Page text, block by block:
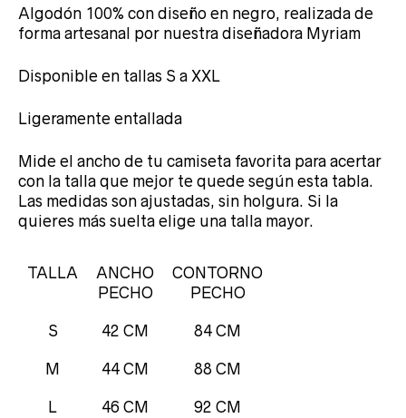
Algodón 100% con diseño en negro, realizada de
forma artesanal por nuestra diseñadora Myriam
Disponible en tallas S a XXL
Ligeramente entallada
Mide el ancho de tu camiseta favorita para acertar
con la talla que mejor te quede según esta tabla.
Las medidas son ajustadas, sin holgura. Si la
quieres más suelta elige una talla mayor.
TALLA
ANCHO
PECHO
CONTORNO
PECHO
S 42 CM 84 CM
M 44 CM 88 CM
L 46 CM 92 CM